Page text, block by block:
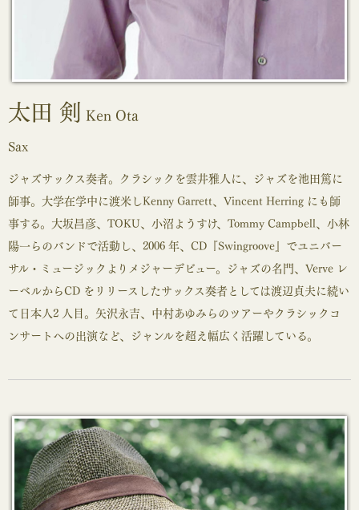
太田 剣 Ken Ota
Sax
ジャズサックス奏者。クラシックを雲井雅人に、ジャズを池田篤に
師事。大学在学中に渡米しKenny Garrett、Vincent Herring にも師
事する。大坂昌彦、TOKU、小沼ようすけ、Tommy Campbell、小林
陽一らのバンドで活動し、2006 年、CD『Swingroove』でユニバー
サル・ミュージックよりメジャーデビュー。ジャズの名門、Verve レ
ーベルからCD をリリースしたサックス奏者としては渡辺貞夫に続い
て日本人2 人目。矢沢永吉、中村あゆみらのツアーやクラシックコ
ンサートへの出演など、ジャンルを超え幅広く活躍している。